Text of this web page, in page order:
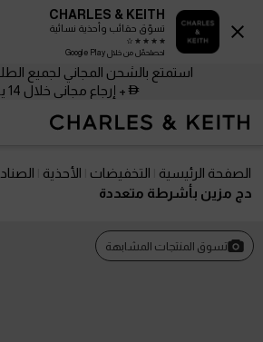
استمتع بالشحن المجاني لجميع
+ إرجاع مجاني خلال 14 يومًا!
الصفحة الرئيسية التخفيضات الأحذية
دج مزين بأشرطة متعددة
تسوق المنتجات المشابهة
CHARLES & KEITH
تسوّق حقائب وأحذية نسائية
احصلحمّل من خلال Google Play